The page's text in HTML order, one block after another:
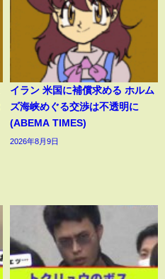
イラン 米国に補償求める ホルム
ズ海峡めぐる交渉は不透明に
(ABEMA TIMES)
2026年8月9日